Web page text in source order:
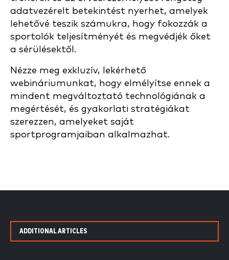
adatvezérelt betekintést nyerhet, amelyek
lehetővé teszik számukra, hogy fokozzák a
sportolók teljesítményét és megvédjék őket
a sérülésektől.
Nézze meg exkluzív, lekérhető
webináriumunkat, hogy elmélyítse ennek a
mindent megváltoztató technológiának a
megértését, és gyakorlati stratégiákat
szerezzen, amelyeket saját
sportprogramjaiban alkalmazhat.
ADDITIONAL ARTICLES